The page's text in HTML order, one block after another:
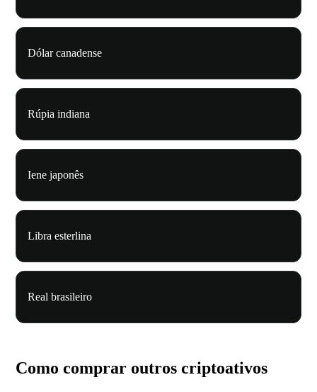
Dólar canadense
Rúpia indiana
Iene japonês
Libra esterlina
Real brasileiro
Como comprar outros criptoativos